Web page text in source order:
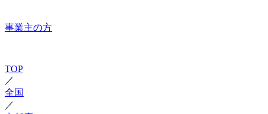
事業主の方
TOP
／
全国
／